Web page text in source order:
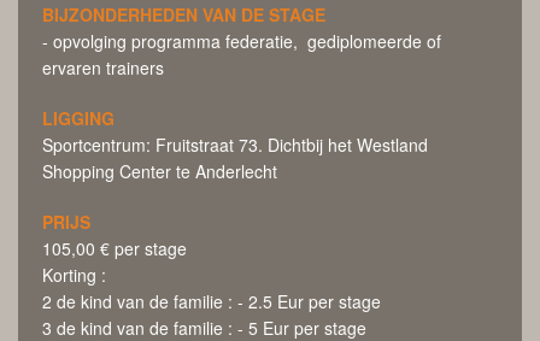
BIJZONDERHEDEN VAN DE STAGE
- opvolging programma federatie, gediplomeerde of
ervaren trainers
LIGGING
Sportcentrum: Fruitstraat 73. Dichtbij het Westland
Shopping Center te Anderlecht
PRIJS
105,00 € per stage
Korting :
2 de kind van de familie : - 2.5 Eur per stage
3 de kind van de familie : - 5 Eur per stage